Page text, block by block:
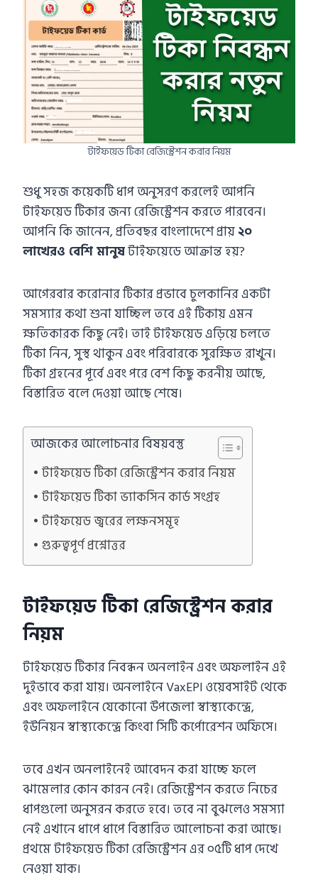
টাইফয়েড টিকা রেজিস্ট্রেশন করার নিয়ম
শুধু সহজ কয়েকটি ধাপ অনুসরণ করলেই আপনি
টাইফয়েড টিকার জন্য রেজিস্ট্রেশন করতে পারবেন।
আপনি কি জানেন, প্রতিবছর বাংলাদেশে প্রায়২০
লাখেরও বেশি মানুষটাইফয়েডে আক্রান্ত হয়?
আগেরবার করোনার টিকার প্রভাবে চুলকানির একটা
সমস্যার কথা শুনা যাচ্ছিল তবে এই টিকায় এমন
ক্ষতিকারক কিছু নেই। তাই টাইফয়েড এড়িয়ে চলতে
টিকা নিন, সুস্থ থাকুন এবং পরিবারকে সুরক্ষিত রাখুন।
টিকা গ্রহনের পূর্বে এবং পরে বেশ কিছু করনীয় আছে,
বিস্তারিত বলে দেওয়া আছে শেষে।
আজকের আলোচনার বিষয়বস্তু
টাইফয়েড টিকা রেজিস্ট্রেশন করার নিয়ম
টাইফয়েড টিকা ভ্যাকসিন কার্ড সংগ্রহ
টাইফয়েড জ্বরের লক্ষনসমূহ
গুরুত্বপূর্ণ প্রশ্নোত্তর
টাইফয়েড টিকা রেজিস্ট্রেশন করার
নিয়ম
টাইফয়েড টিকার নিবন্ধন অনলাইন এবং অফলাইন এই
দুইভাবে করা যায়। অনলাইনে VaxEPI ওয়েবসাইট থেকে
এবং অফলাইনে যেকোনো উপজেলা স্বাস্থ্যকেন্দ্রে,
ইউনিয়ন স্বাস্থ্যকেন্দ্রে কিংবা সিটি কর্পোরেশন অফিসে।
তবে এখন অনলাইনেই আবেদন করা যাচ্ছে ফলে
ঝামেলার কোন কারন নেই। রেজিস্ট্রেশন করতে নিচের
ধাপগুলো অনুসরন করতে হবে। তবে না বুঝলেও সমস্যা
নেই এখানে ধাপে ধাপে বিস্তারিত আলোচনা করা আছে।
প্রথমে টাইফয়েড টিকা রেজিস্ট্রেশন এর ০৫টি ধাপ দেখে
নেওয়া যাক।